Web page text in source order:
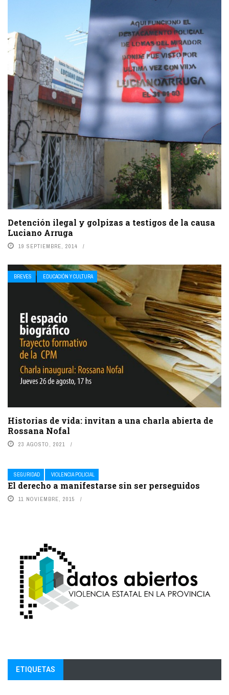
Detención ilegal y golpizas a testigos de la causa
Luciano Arruga
19 SEPTIEMBRE, 2014
BREVES EDUCACIÓN Y CULTURA
Historias de vida: invitan a una charla abierta de
Rossana Nofal
23 AGOSTO, 2021
SEGURIDAD VIOLENCIA POLICIAL
El derecho a manifestarse sin ser perseguidos
11 NOVIEMBRE, 2015
ETIQUETAS